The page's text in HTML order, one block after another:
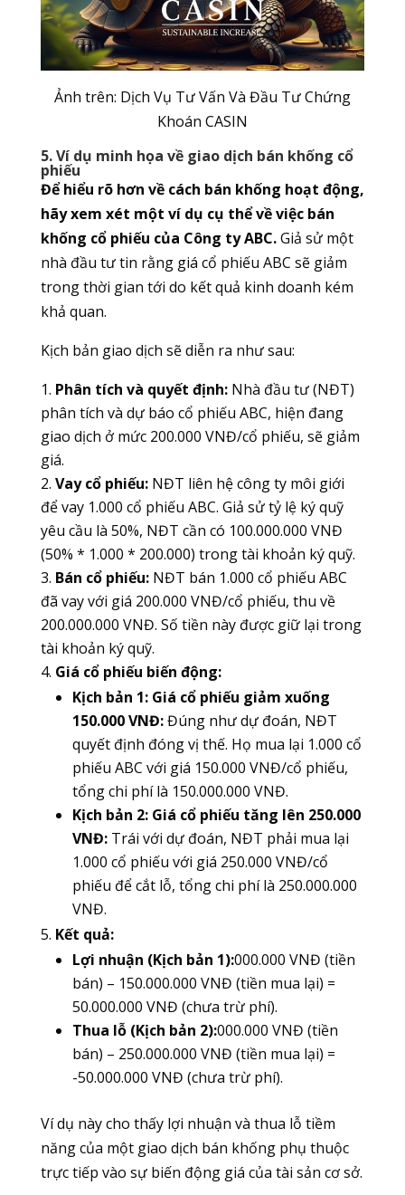
Ảnh trên: Dịch Vụ Tư Vấn Và Đầu Tư Chứng
Khoán CASIN
5. Ví dụ minh họa về giao dịch bán khống cổ
phiếu
Để hiểu rõ hơn về cách bán khống hoạt động,
hãy xem xét một ví dụ cụ thể về việc bán
khống cổ phiếu của Công ty ABC.Giả sử một
nhà đầu tư tin rằng giá cổ phiếu ABC sẽ giảm
trong thời gian tới do kết quả kinh doanh kém
khả quan.
Kịch bản giao dịch sẽ diễn ra như sau:
Phân tích và quyết định:Nhà đầu tư (NĐT)
phân tích và dự báo cổ phiếu ABC, hiện đang
giao dịch ở mức 200.000 VNĐ/cổ phiếu, sẽ giảm
giá.
Vay cổ phiếu:NĐT liên hệ công ty môi giới
để vay 1.000 cổ phiếu ABC. Giả sử tỷ lệ ký quỹ
yêu cầu là 50%, NĐT cần có 100.000.000 VNĐ
(50% * 1.000 * 200.000) trong tài khoản ký quỹ.
Bán cổ phiếu:NĐT bán 1.000 cổ phiếu ABC
đã vay với giá 200.000 VNĐ/cổ phiếu, thu về
200.000.000 VNĐ. Số tiền này được giữ lại trong
tài khoản ký quỹ.
Giá cổ phiếu biến động:
Kịch bản 1: Giá cổ phiếu giảm xuống
150.000 VNĐ:Đúng như dự đoán, NĐT
quyết định đóng vị thế. Họ mua lại 1.000 cổ
phiếu ABC với giá 150.000 VNĐ/cổ phiếu,
tổng chi phí là 150.000.000 VNĐ.
Kịch bản 2: Giá cổ phiếu tăng lên 250.000
VNĐ:Trái với dự đoán, NĐT phải mua lại
1.000 cổ phiếu với giá 250.000 VNĐ/cổ
phiếu để cắt lỗ, tổng chi phí là 250.000.000
VNĐ.
Kết quả:
Lợi nhuận (Kịch bản 1):000.000 VNĐ (tiền
bán) – 150.000.000 VNĐ (tiền mua lại) =
50.000.000 VNĐ (chưa trừ phí).
Thua lỗ (Kịch bản 2):000.000 VNĐ (tiền
bán) – 250.000.000 VNĐ (tiền mua lại) =
-50.000.000 VNĐ (chưa trừ phí).
Ví dụ này cho thấy lợi nhuận và thua lỗ tiềm
năng của một giao dịch bán khống phụ thuộc
trực tiếp vào sự biến động giá của tài sản cơ sở.